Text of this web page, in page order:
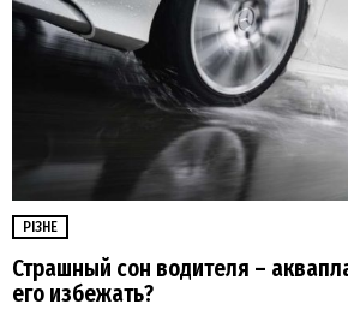
РІЗНЕ
Страшный сон водителя –
его избежать?